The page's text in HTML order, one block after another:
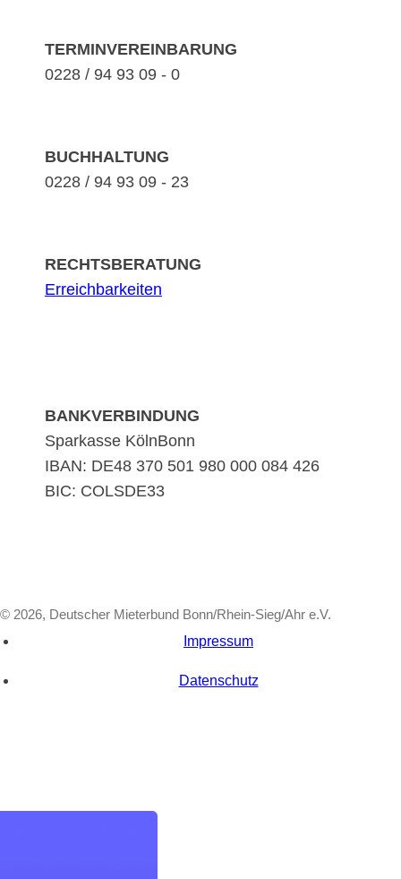
TERMINVEREINBARUNG
0228 / 94 93 09 - 0
BUCHHALTUNG
0228 / 94 93 09 - 23
RECHTSBERATUNG
Erreichbarkeiten
BANKVERBINDUNG
Sparkasse KölnBonn
IBAN: DE48 370 501 980 000 084 426
BIC: COLSDE33
© 2026, Deutscher Mieterbund Bonn/Rhein-Sieg/Ahr e.V.
Impressum
Datenschutz